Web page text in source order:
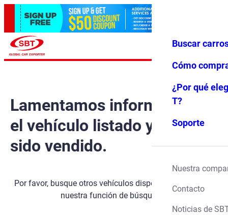
Favoritos Menú
Buscar
Cómo
¿Por qué
T?
Soporte
Nuestra
Contacto
Noticias de
Lamentamos informarle que
el vehículo listado ya ha
sido vendido.
Por favor, busque otros vehículos disponibles utilizando
nuestra función de búsqueda.